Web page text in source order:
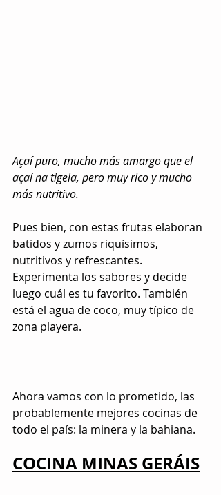
Açaí puro, mucho más amargo que el
açaí na tigela, pero muy rico y mucho
más nutritivo.
Pues bien, con estas frutas elaboran
batidos y zumos riquísimos,
nutritivos y refrescantes.
Experimenta los sabores y decide
luego cuál es tu favorito. También
está el agua de coco, muy típico de
zona playera.
Ahora vamos con lo prometido, las
probablemente mejores cocinas de
todo el país: la minera y la bahiana.
COCINA MINAS GERÁIS